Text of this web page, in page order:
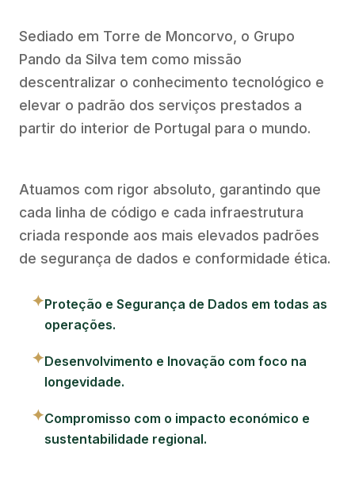
Sediado em Torre de Moncorvo, o Grupo
Pando da Silva tem como missão
descentralizar o conhecimento tecnológico e
elevar o padrão dos serviços prestados a
partir do interior de Portugal para o mundo.
Atuamos com rigor absoluto, garantindo que
cada linha de código e cada infraestrutura
criada responde aos mais elevados padrões
de segurança de dados e conformidade ética.
✦Proteção e Segurança de Dados em todas as
operações.
✦Desenvolvimento e Inovação com foco na
longevidade.
✦Compromisso com o impacto económico e
sustentabilidade regional.